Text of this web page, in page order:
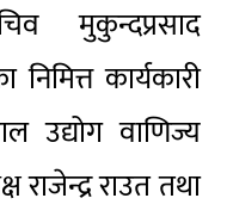
मुकुन्दप्रसाद
निमित्त कार्यकारी
उद्योग वाणिज्य
राउत तथा